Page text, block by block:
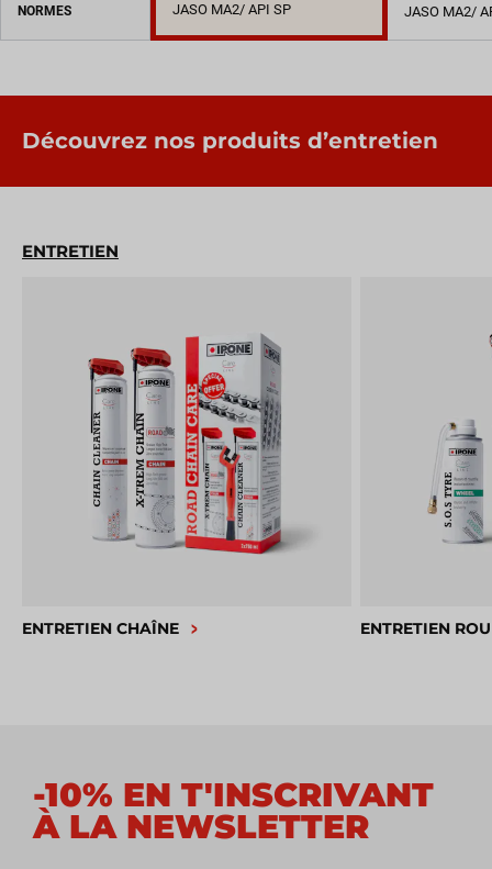
NORMES JASO MA2/ API SP JASO MA2/
Découvrez nos produits d’entretien
ENTRETIEN
ENTRETIEN CHAÎNE ENTRETIEN
-10% EN T'INSCRIVANT
À LA NEWSLETTER